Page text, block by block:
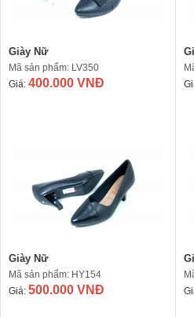
Giày Nữ
Mã sản phẩm: LV350
Giá: 400.000 VNĐ
Giày Nữ
Mã sản phẩm: HY154
Giá: 500.000 VNĐ